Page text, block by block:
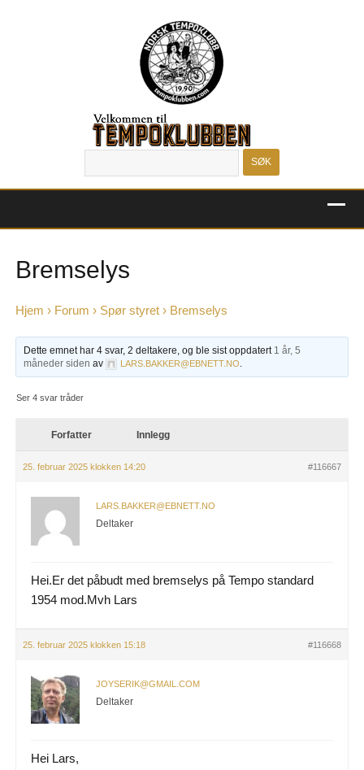
Bremselys
Hjem › Forum › Spør styret › Bremselys
Dette emnet har 4 svar, 2 deltakere, og ble sist oppdatert 1 år, 5
måneder siden av LARS.BAKKER@EBNETT.NO.
Ser 4 svar tråder
Forfatter Innlegg
25. februar 2025 klokken 14:20 #116667
LARS.BAKKER@EBNETT.NO
Deltaker
Hei.Er det påbudt med bremselys på Tempo standard
1954 mod.Mvh Lars
25. februar 2025 klokken 15:18 #116668
JOYSERIK@GMAIL.COM
Deltaker
Hei Lars,